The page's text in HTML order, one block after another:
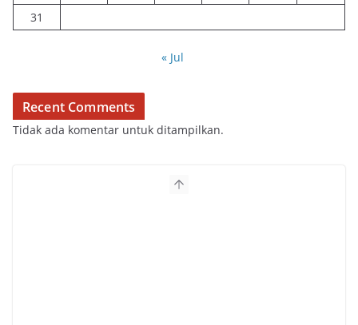
31
« Jul
Recent Comments
Tidak ada komentar untuk ditampilkan.